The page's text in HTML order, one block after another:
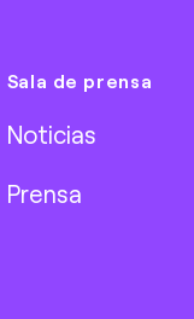
Sala de prensa
Noticias
Prensa